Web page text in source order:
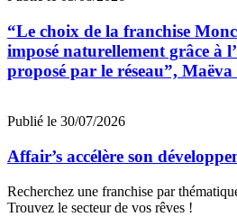
“Le choix de la franchise
imposé naturellement grâce à
proposé par le réseau”,
Publié le 30/07/2026
Affair’s accélère son
Recherchez une franchise par
Trouvez le secteur de vos rêves !